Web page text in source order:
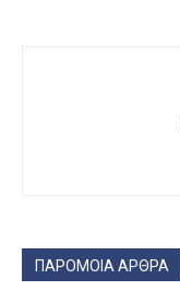
ΠΑΡΟΜΟΙΑ ΑΡΘΡΑ